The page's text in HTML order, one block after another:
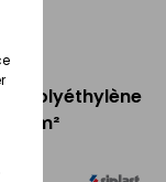
polyéthylène